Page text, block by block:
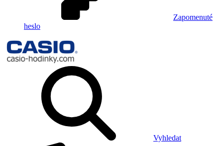
Zapomenuté
heslo
Vyhledat